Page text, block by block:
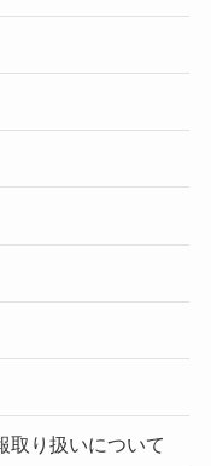
取り扱いについて